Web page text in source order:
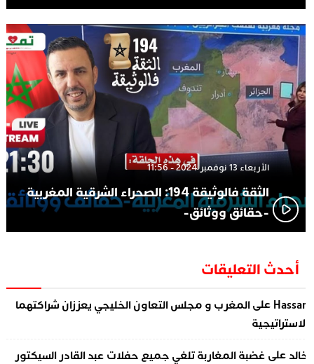
الأربعاء 13 نوفمبر 2024 - 11:56
الثقة فالوثيقة 194: الصحراء الشرقية المغربية
-حقائق ووثائق-
أحدث التعليقات
علىالمغرب و مجلس التعاون الخليجي يعززان شراكتهما
علىغضبة المغاربة تلغي جميع حفلات عبد القادر السيكتور